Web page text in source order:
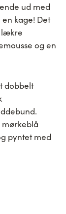
ud med
kage! Det
lækre
og en
dobbelt
pyntet med